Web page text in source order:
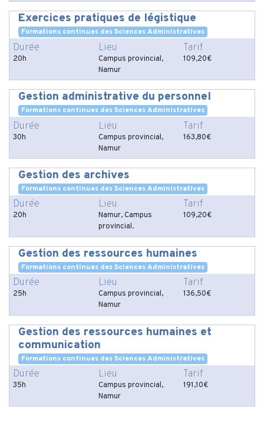
Exercices pratiques de légistique
Formations continues des Sciences Administratives
Durée
20h
Lieu
Campus provincial,
Namur
Tarif
109,20€
Gestion administrative du personnel
Formations continues des Sciences Administratives
Durée
30h
Lieu
Campus provincial,
Namur
Tarif
163,80€
Gestion des archives
Formations continues des Sciences Administratives
Durée
20h
Lieu
Namur, Campus
provincial.
Tarif
109,20€
Gestion des ressources humaines
Formations continues des Sciences Administratives
Durée
25h
Lieu
Campus provincial,
Namur
Tarif
136,50€
Gestion des ressources humaines et
communication
Formations continues des Sciences Administratives
Durée
35h
Lieu
Campus provincial,
Namur
Tarif
191,10€